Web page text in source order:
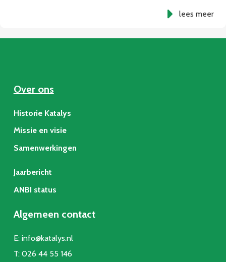
lees meer
Over ons
Historie Katalys
Missie en visie
Samenwerkingen
Jaarbericht
ANBI status
Algemeen contact
E: info@katalys.nl
T: 026 44 55 146